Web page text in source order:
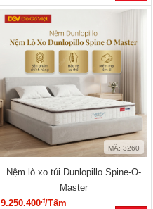
MÃ: 3260
Nệm lò xo túi Dunlopillo Spine-O-
Master
9.250.400đ/Tấm